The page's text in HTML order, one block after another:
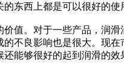
东西上都是可以很好的使
值。对于一些产品，润滑
不良影响也是很大。现在
能够很好的起到润滑的效